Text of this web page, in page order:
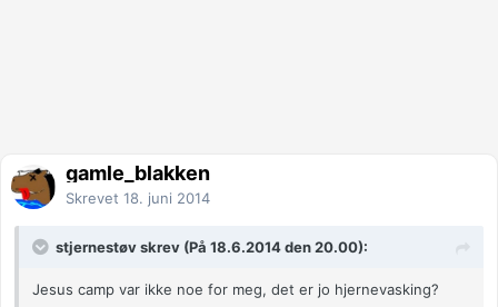
gamle_blakken
Skrevet 18. juni 2014
stjernestøv skrev (På 18.6.2014 den 20.00):
Jesus camp var ikke noe for meg, det er jo hjernevasking?